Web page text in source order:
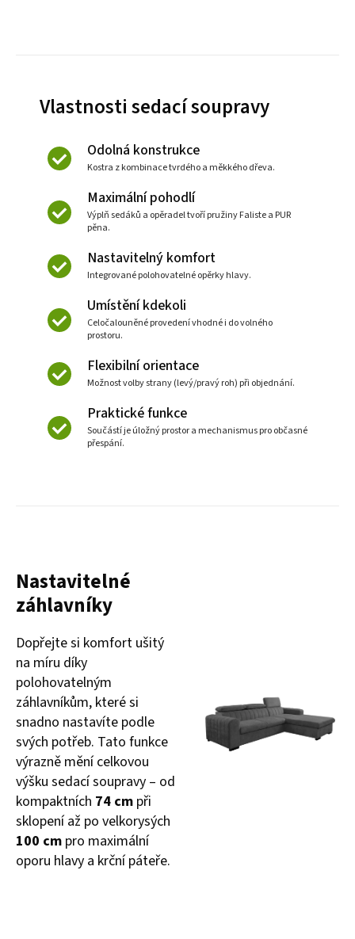
Vlastnosti sedací soupravy
Odolná konstrukce
Kostra z kombinace tvrdého a měkkého dřeva.
Maximální pohodlí
Výplň sedáků a opěradel tvoří pružiny Faliste a PUR
pěna.
Nastavitelný komfort
Integrované polohovatelné opěrky hlavy.
Umístění kdekoli
Celočalouněné provedení vhodné i do volného
prostoru.
Flexibilní orientace
Možnost volby strany (levý/pravý roh) při objednání.
Praktické funkce
Součástí je úložný prostor a mechanismus pro občasné
přespání.
Nastavitelné
záhlavníky
Dopřejte si komfort ušitý
na míru díky
polohovatelným
záhlavníkům, které si
snadno nastavíte podle
svých potřeb. Tato funkce
výrazně mění celkovou
výšku sedací soupravy – od
kompaktních 74 cm při
sklopení až po velkorysých
100 cm pro maximální
oporu hlavy a krční páteře.